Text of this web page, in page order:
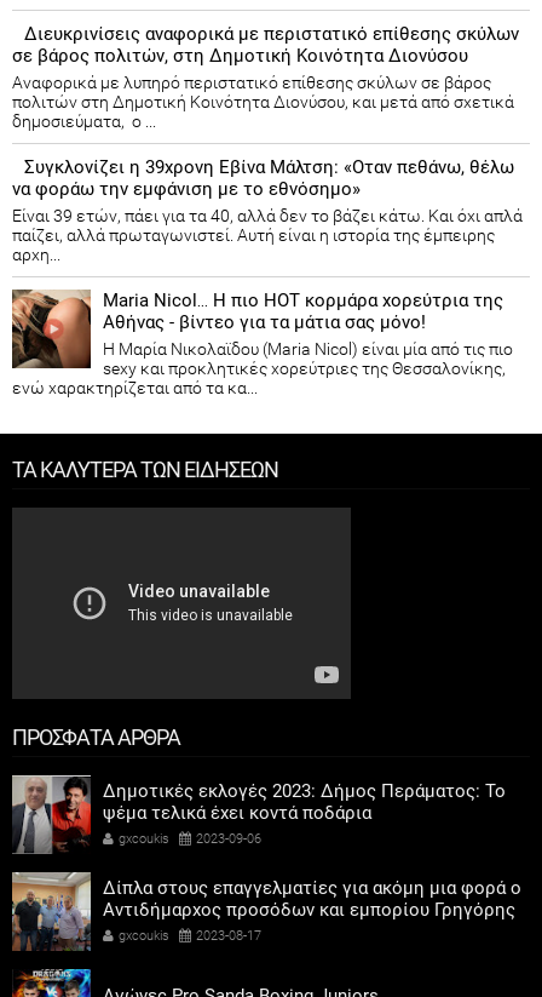
Διευκρινίσεις αναφορικά με περιστατικό επίθεσης σκύλων
σε βάρος πολιτών, στη Δημοτική Κοινότητα Διονύσου
Αναφορικά με λυπηρό περιστατικό επίθεσης σκύλων σε βάρος
πολιτών στη Δημοτική Κοινότητα Διονύσου, και μετά από σχετικά
δημοσιεύματα, ο ...
Συγκλονίζει η 39χρονη Εβίνα Μάλτση: «Οταν πεθάνω, θέλω
να φοράω την εμφάνιση με το εθνόσημο»
Είναι 39 ετών, πάει για τα 40, αλλά δεν το βάζει κάτω. Και όχι απλά
παίζει, αλλά πρωταγωνιστεί. Αυτή είναι η ιστορία της έμπειρης
αρχη...
Maria Nicol… Η πιο HOT κορμάρα χορεύτρια της
Αθήνας - βίντεο για τα μάτια σας μόνο!
Η Μαρία Νικολαϊδου (Maria Nicol) είναι μία από τις πιο
sexy και προκλητικές χορεύτριες της Θεσσαλονίκης,
ενώ χαρακτηρίζεται από τα κα...
ΤΑ ΚΑΛΥΤΕΡΑ ΤΩΝ ΕΙΔΗΣΕΩΝ
ΠΡΟΣΦΑΤΑ ΑΡΘΡΑ
Δημοτικές εκλογές 2023: Δήμος Περάματος: Το
ψέμα τελικά έχει κοντά ποδάρια
gxcoukis 2023-09-06
Δίπλα στους επαγγελματίες για ακόμη μια φορά ο
Αντιδήμαρχος προσόδων και εμπορίου Γρηγόρης
Καψοκόλης
gxcoukis 2023-08-17